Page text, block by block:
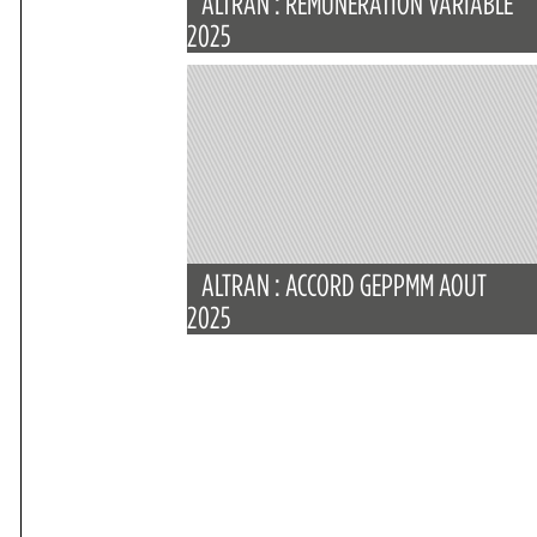
2025
ALTRAN : ACCORD GEPPMM AOUT
2025